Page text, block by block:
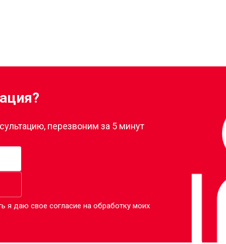
перезвоним за 5 минут
я даю свое согласие на обработку моих